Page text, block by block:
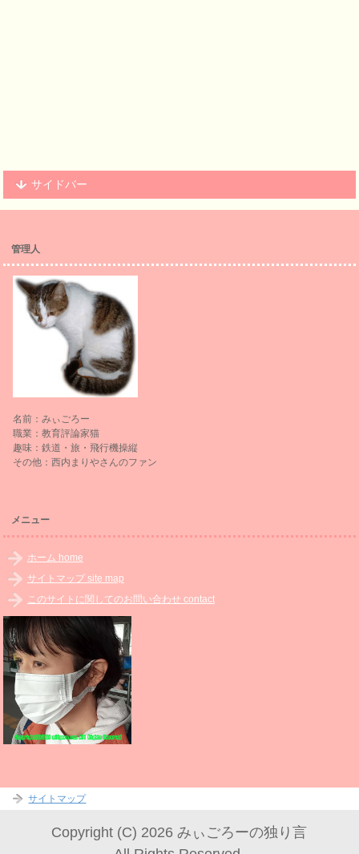
サイドバー
管理人
名前：みぃごろー
職業：教育評論家猫
趣味：鉄道・旅・飛行機操縦
その他：西内まりやさんのファン
メニュー
ホーム home
サイトマップ site map
このサイトに関してのお問い合わせ contact
サイトマップ
Copyright (C) 2026 みぃごろーの独り言